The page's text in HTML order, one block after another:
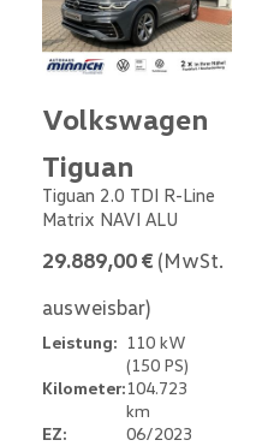
Volkswagen
Tiguan
Tiguan 2.0 TDI R-Line
Matrix NAVI ALU
29.889,00 € (MwSt.
ausweisbar)
Leistung: 110 kW
(150 PS)
Kilometer:104.723
km
EZ:
06/2023